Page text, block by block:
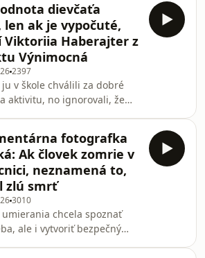
hrdinku Zoju považuje
seba. Rovnako ako ona v
aj Martinčok sa v skutočnom
do nového človeka počas
žil v stabilnom partnerstve.
mňa mimoriadne silný a
zážitok. Otriasol mnou a
pomáh
dievčaťa
len ak je vypočuté,
Viktoriia Haberajter z
Výnimocná
2397
v škole chválili za dobré
aktivitu, no ignorovali, že
hnevu, strachu, ale i
prežívala počas
Keď pred štyrmi rokmi
opustila rodnú Ukrajinu a
v Seredi, opäť cítila obavy i
Náročné emócie sa rozhodla
pomoci iným a vďa
fotografka
Ak človek zomrie v
neznamená to,
zlú smrť
3010
umierania chcela spoznať
ale i vytvoriť bezpečný